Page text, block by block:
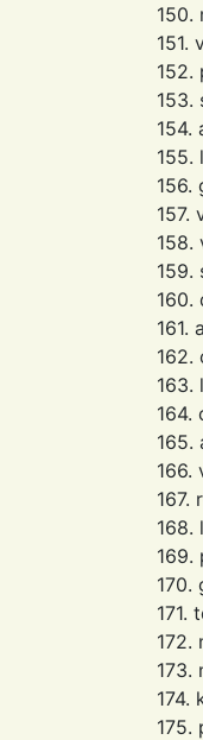
150.
151.
152.
153.
154.
155.
156.
157.
158.
159.
160.
161.
162.
163.
164.
165.
166.
167.
168.
169.
170.
171.
172.
173.
174.
175.